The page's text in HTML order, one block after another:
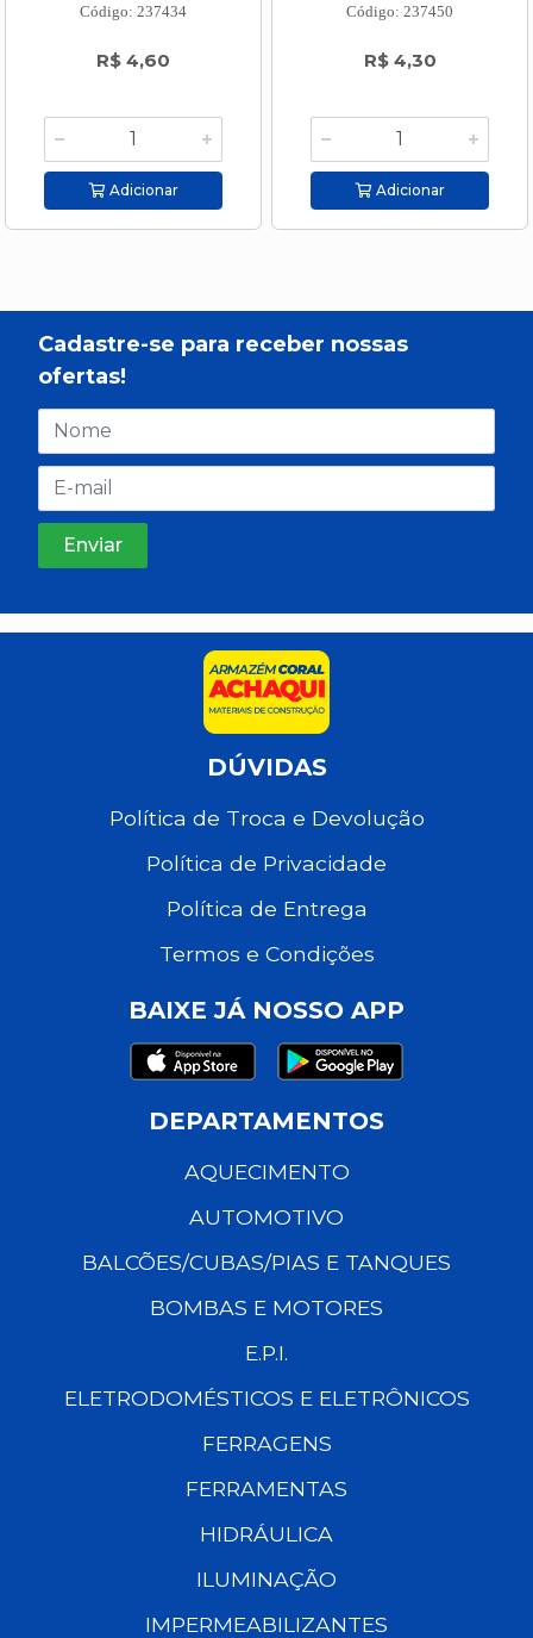
Código: 237434
R$ 4,60
Adicionar
Código: 237450
R$ 4,30
Adicionar
Cadastre-se para receber nossas
ofertas!
DÚVIDAS
Política de Troca e Devolução
Política de Privacidade
Política de Entrega
Termos e Condições
BAIXE JÁ NOSSO APP
DEPARTAMENTOS
AQUECIMENTO
AUTOMOTIVO
BALCÕES/CUBAS/PIAS E TANQUES
BOMBAS E MOTORES
E.P.I.
ELETRODOMÉSTICOS E ELETRÔNICOS
FERRAGENS
FERRAMENTAS
HIDRÁULICA
ILUMINAÇÃO
IMPERMEABILIZANTES